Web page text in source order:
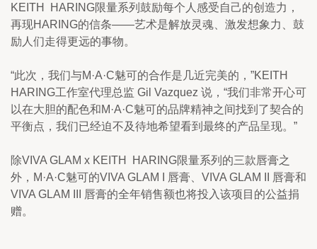
KEITH  HARING限量系列鼓励每个人感受自己的创造力，
再现HARING的信条——艺术是解放灵魂、激发想象力、鼓
励人们走得更远的事物。
“此次，我们与M·A·C魅可的合作是几近完美的，”KEITH
HARING工作室代理总监 Gil Vazquez 说，“我们非常开心可
以在大胆的配色和M·A·C魅可的品牌精神之间找到了契合的
平衡点，我们已经迫不及待地希望看到最终的产品呈现。”
除VIVA GLAM x KEITH  HARING限量系列的三款唇膏之
外，M·A·C魅可的VIVA GLAM I 唇膏、VIVA GLAM II 唇膏和
VIVA GLAM III 唇膏的全年销售额也将投入该项目的公益捐
赠。